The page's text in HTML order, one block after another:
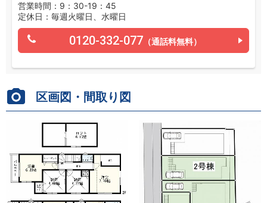
営業時間：9：30-19：45
定休日：毎週火曜日、水曜日
0120-332-077 （通話料無料）
区画図・間取り図